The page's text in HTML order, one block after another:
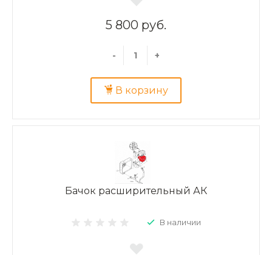
5 800 руб.
- +
В корзину
Бачок расширительный АК
В наличии